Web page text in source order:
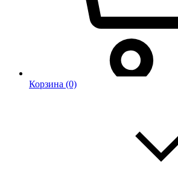
Корзина (0)